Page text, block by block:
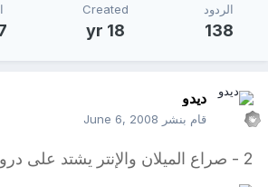
الردود
138
Created
18 yr
ديدو
قام بنشر June 6, 2008
2 - صراع الميلان والإنتر يشتد على